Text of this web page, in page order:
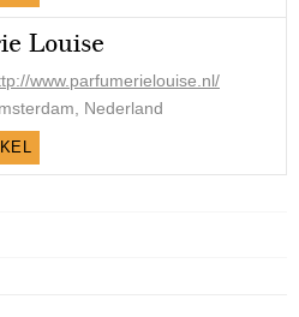
Louise
www.parfumerielouise.nl/
Nederland